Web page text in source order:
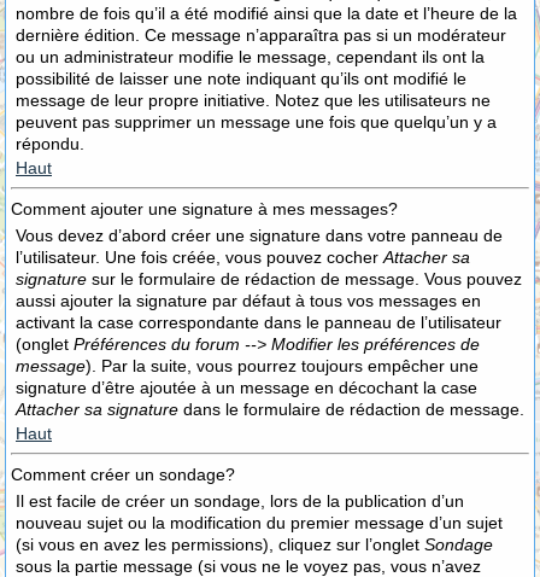
nombre de fois qu’il a été modifié ainsi que la date et l’heure de la
dernière édition. Ce message n’apparaîtra pas si un modérateur
ou un administrateur modifie le message, cependant ils ont la
possibilité de laisser une note indiquant qu’ils ont modifié le
message de leur propre initiative. Notez que les utilisateurs ne
peuvent pas supprimer un message une fois que quelqu’un y a
répondu.
Haut
Comment ajouter une signature à mes messages?
Vous devez d’abord créer une signature dans votre panneau de
l’utilisateur. Une fois créée, vous pouvez cocher Attacher sa
signature sur le formulaire de rédaction de message. Vous pouvez
aussi ajouter la signature par défaut à tous vos messages en
activant la case correspondante dans le panneau de l’utilisateur
(onglet Préférences du forum --> Modifier les préférences de
message). Par la suite, vous pourrez toujours empêcher une
signature d’être ajoutée à un message en décochant la case
Attacher sa signature dans le formulaire de rédaction de message.
Haut
Comment créer un sondage?
Il est facile de créer un sondage, lors de la publication d’un
nouveau sujet ou la modification du premier message d’un sujet
(si vous en avez les permissions), cliquez sur l’onglet Sondage
sous la partie message (si vous ne le voyez pas, vous n’avez